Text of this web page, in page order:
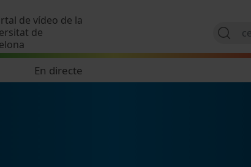
de vídeo de la
de
En directe